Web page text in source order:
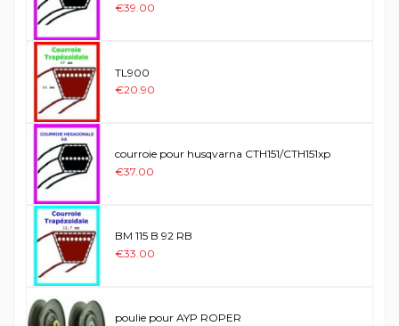
€39.00
TL900
€20.90
courroie pour husqvarna CTH151/CTH151xp
€37.00
BM 115 B 92 RB
€33.00
poulie pour AYP ROPER